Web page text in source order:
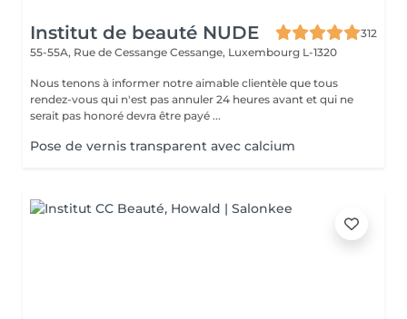
Institut de beauté NUDE
312
55-55A, Rue de Cessange Cessange, Luxembourg L-1320
Nous tenons à informer notre aimable clientèle que tous
rendez-vous qui n'est pas annuler 24 heures avant et qui ne
serait pas honoré devra être payé ...
Pose de vernis transparent avec calcium